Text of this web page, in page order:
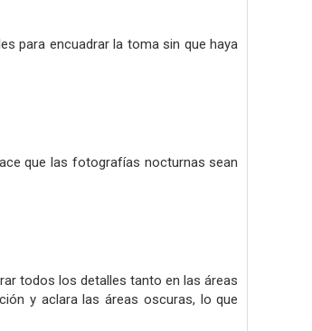
para encuadrar la toma sin que haya
que las fotografías nocturnas sean
todos los detalles tanto en las áreas
y aclara las áreas oscuras, lo que